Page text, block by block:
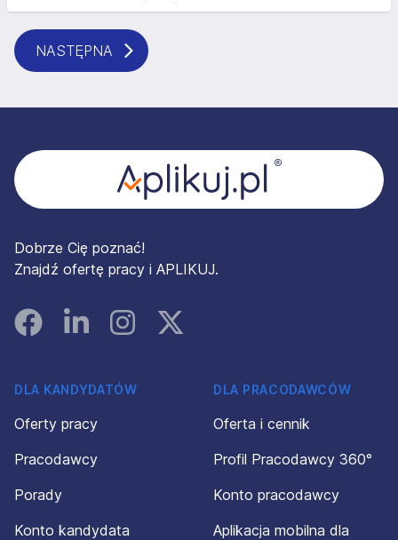
NASTĘPNA
Dobrze Cię poznać!
Znajdź ofertę pracy i APLIKUJ.
FacebookLinked InInstagramInstagram
DLA KANDYDATÓW
Oferty pracy
Pracodawcy
Porady
Konto kandydata
DLA PRACODAWCÓW
Oferta i cennik
Profil Pracodawcy 360°
Konto pracodawcy
Aplikacja mobilna dla